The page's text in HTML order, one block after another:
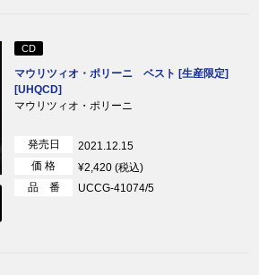
CD
マウリツィオ・ポリーニ ベスト [生産限定]
[UHQCD]
マウリツィオ・ポリーニ
発売日
2021.12.15
価 格
¥2,420 (税込)
品 番
UCCG-41074/5